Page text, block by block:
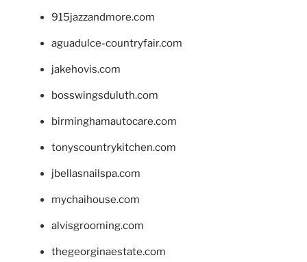
915jazzandmore.com
aguadulce-countryfair.com
jakehovis.com
bosswingsduluth.com
birminghamautocare.com
tonyscountrykitchen.com
jbellasnailspa.com
mychaihouse.com
alvisgrooming.com
thegeorginaestate.com